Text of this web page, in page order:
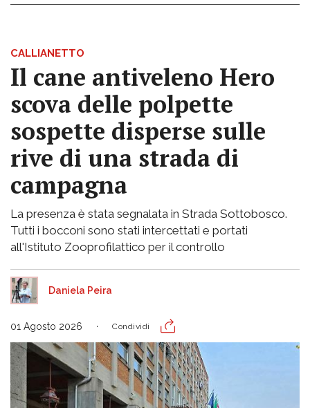
CALLIANETTO
Il cane antiveleno Hero
scova delle polpette
sospette disperse sulle
rive di una strada di
campagna
La presenza è stata segnalata in Strada Sottobosco.
Tutti i bocconi sono stati intercettati e portati
all'Istituto Zooprofilattico per il controllo
Daniela Peira
01 Agosto 2026 Condividi